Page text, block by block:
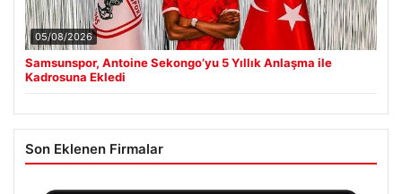
05/08/2026
Samsunspor, Antoine Sekongo’yu 5 Yıllık Anlaşma ile
Kadrosuna Ekledi
Son Eklenen Firmalar